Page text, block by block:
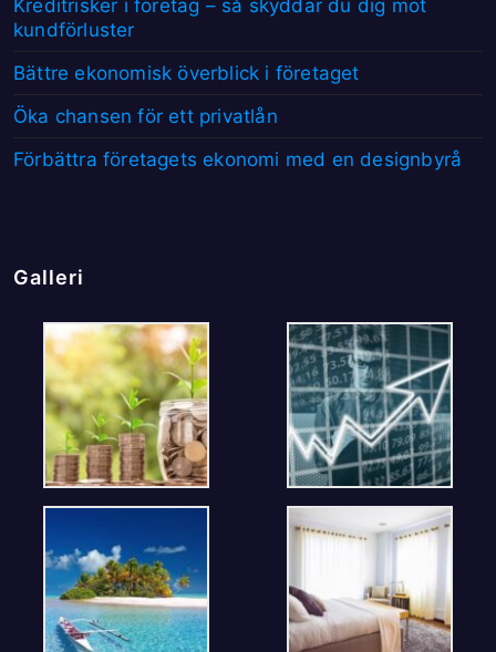
Kreditrisker i företag – så skyddar du dig mot
kundförluster
Bättre ekonomisk överblick i företaget
Öka chansen för ett privatlån
Förbättra företagets ekonomi med en designbyrå
Galleri